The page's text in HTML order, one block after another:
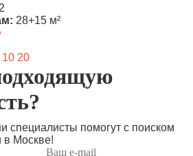
2
28+15 м²
10 20
специалисты помогут с поиском
в Москве!